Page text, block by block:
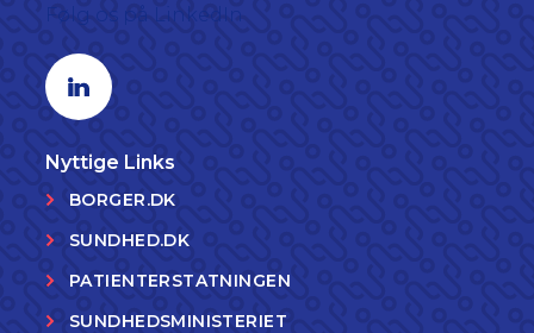
Linkedin profil
Nyttige Links
BORGER.DK
SUNDHED.DK
PATIENTERSTATNINGEN
SUNDHEDSMINISTERIET